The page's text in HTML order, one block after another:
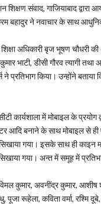
शिक्षण संवाद, गाजियाबाद
बहादुर ने नवाचार के साथ
अधिकारी बृज भूषण चौधरी की
भाटी, डीसी गौरव त्यागी
किया। उन्होंने बताया
में मोबाइल के प्रयोग
आदि बनाने के साथ मोबाइल से
गया। इसके साथ ही
गया। अन्त में समूह में
कुमार, अवनींद्र कुमार, आशीष
रूहेला, कविता वर्मा, रश्मि